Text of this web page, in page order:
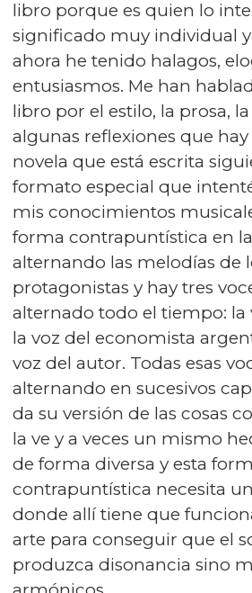
libro porque es quien lo
significado muy individual y
ahora he tenido halagos,
entusiasmos. Me han
libro por el estilo, la prosa,
algunas reflexiones que
novela que está escrita
formato especial que
mis conocimientos
forma contrapuntística en
alternando las melodías de
protagonistas y hay tres
alternado todo el tiempo: la
la voz del economista
voz del autor. Todas esas
alternando en sucesivos
da su versión de las cosas
la ve y a veces un mismo
de forma diversa y esta
contrapuntística necesita
donde allí tiene que
arte para conseguir que el
produzca disonancia sino